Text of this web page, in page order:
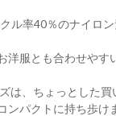
ル率40％のナイロ
服とも合わせやす
は、ちょっとした買
パクトに持ち歩け